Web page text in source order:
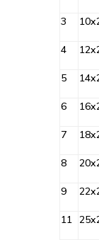
3
4
5
6
7
8
9
11